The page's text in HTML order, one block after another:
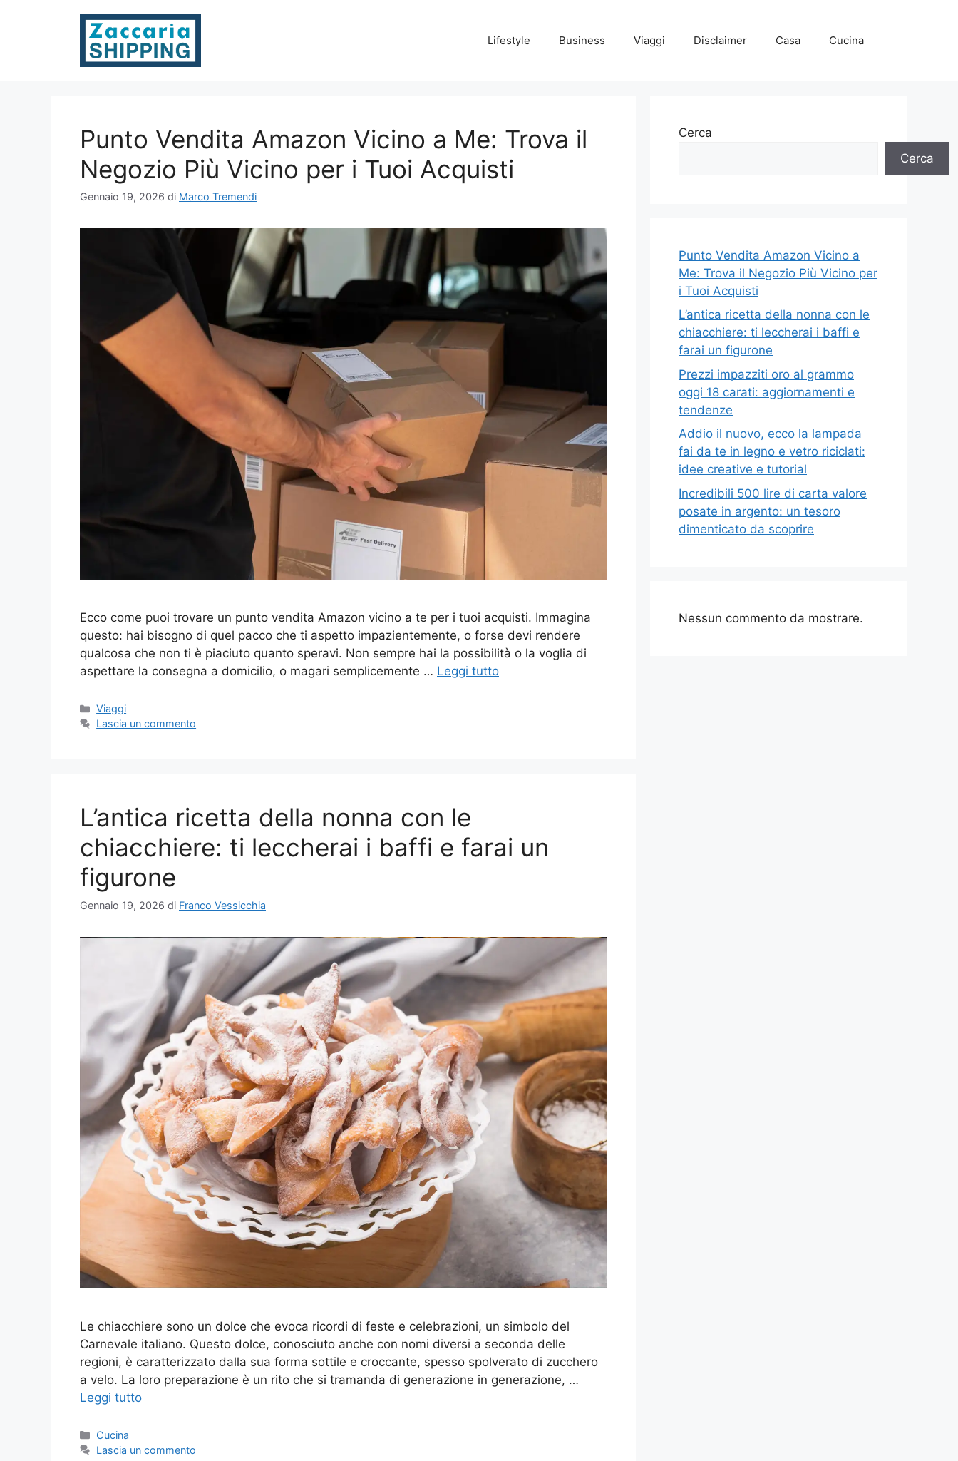
Lifestyle Business Viaggi Disclaimer Casa Cucina
Punto Vendita Amazon Vicino a Me: Trova il
Negozio Più Vicino per i Tuoi Acquisti
Gennaio 19, 2026 di Marco Tremendi
Ecco come puoi trovare un punto vendita Amazon vicino a te per i tuoi acquisti. Immagina
questo: hai bisogno di quel pacco che ti aspetto impazientemente, o forse devi rendere
qualcosa che non ti è piaciuto quanto speravi. Non sempre hai la possibilità o la voglia di
aspettare la consegna a domicilio, o magari semplicemente … Leggi tutto
Categorie
Viaggi
Lascia un commento
L’antica ricetta della nonna con le
chiacchiere: ti leccherai i baffi e farai un
figurone
Gennaio 19, 2026 di Franco Vessicchia
Le chiacchiere sono un dolce che evoca ricordi di feste e celebrazioni, un simbolo del
Carnevale italiano. Questo dolce, conosciuto anche con nomi diversi a seconda delle
regioni, è caratterizzato dalla sua forma sottile e croccante, spesso spolverato di zucchero
a velo. La loro preparazione è un rito che si tramanda di generazione in generazione, …
Leggi tutto
Categorie
Cucina
Lascia un commento
Cerca
Cerca
Punto Vendita Amazon Vicino a
Me: Trova il Negozio Più Vicino per
i Tuoi Acquisti
L’antica ricetta della nonna con le
chiacchiere: ti leccherai i baffi e
farai un figurone
Prezzi impazziti oro al grammo
oggi 18 carati: aggiornamenti e
tendenze
Addio il nuovo, ecco la lampada
fai da te in legno e vetro riciclati:
idee creative e tutorial
Incredibili 500 lire di carta valore
posate in argento: un tesoro
dimenticato da scoprire
Nessun commento da mostrare.